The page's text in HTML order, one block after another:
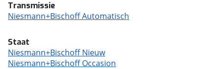
Transmissie
Niesmann+Bischoff Automatisch
Staat
Niesmann+Bischoff Nieuw
Niesmann+Bischoff Occasion